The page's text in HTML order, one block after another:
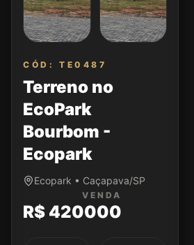
CÓD: TE0487
Terreno no
EcoPark
Bourbom -
Ecopark
Ecopark • Caçapava/SP
VENDA
R$ 420000